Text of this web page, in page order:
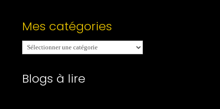
Mes catégories
Mes
catégories
Blogs à lire